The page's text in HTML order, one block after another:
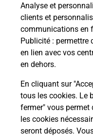
Analyse et
clients et
communications en
Publicité : permettre
en lien avec vos
en dehors.
En cliquant sur
tous les cookies. Le
fermer" vous permet
les cookies
seront déposés.
En savoir plus
CAFE DU CENTRE